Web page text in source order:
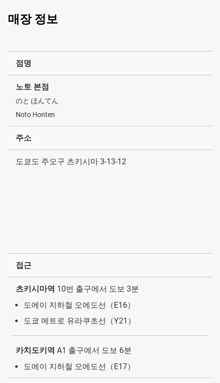
매장 정보
점명
노토 본점
のと ほんてん
Noto Honten
주소
도쿄도 주오구 츠키시마 3-13-12
접근
츠키시마역 10번 출구에서 도보 3분
도에이 지하철 오에도선（E16）
도쿄 메트로 유라쿠초선（Y21）
카치도키역 A1 출구에서 도보 6분
도에이 지하철 오에도선（E17）